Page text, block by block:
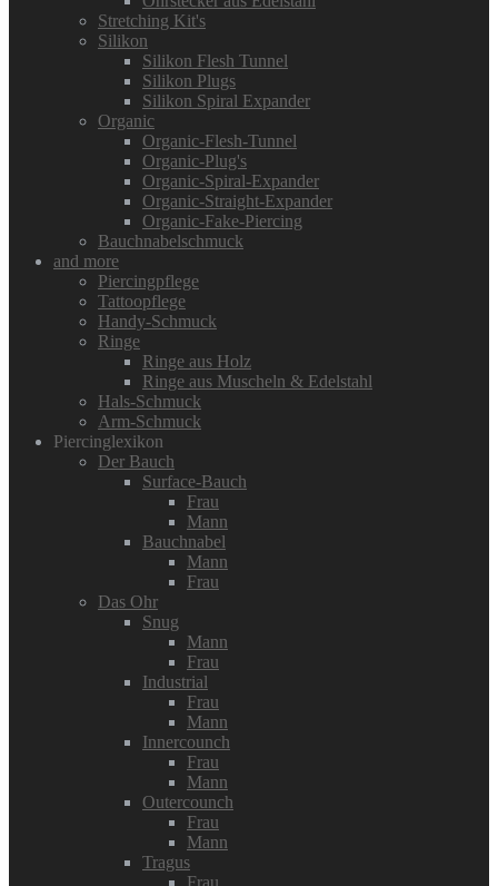
Stretching Kit's
Silikon
Silikon Flesh Tunnel
Silikon Plugs
Silikon Spiral Expander
Organic
Organic-Flesh-Tunnel
Organic-Plug's
Organic-Spiral-Expander
Organic-Straight-Expander
Organic-Fake-Piercing
Bauchnabelschmuck
and more
Piercingpflege
Tattoopflege
Handy-Schmuck
Ringe
Ringe aus Holz
Ringe aus Muscheln & Edelstahl
Hals-Schmuck
Arm-Schmuck
Piercinglexikon
Der Bauch
Surface-Bauch
Frau
Mann
Bauchnabel
Mann
Frau
Das Ohr
Snug
Mann
Frau
Industrial
Frau
Mann
Innercounch
Frau
Mann
Outercounch
Frau
Mann
Tragus
Frau